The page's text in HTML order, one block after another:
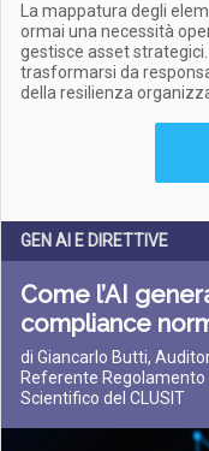
La mappatura degli
ormai una necessità
gestisce asset
trasformarsi da
della resilienza
GEN AI E DIRETTIVE
Come l’AI
compliance
di Giancarlo Butti,
Referente Regolamento
Scientifico del CLUSIT